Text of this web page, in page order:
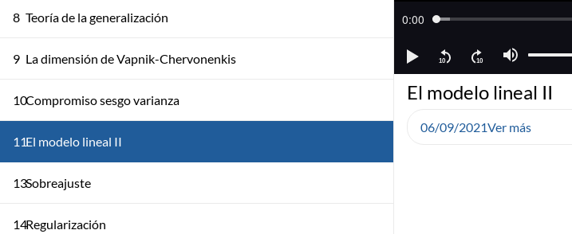
8 Teoría de la generalización
9 La dimensión de Vapnik-Chervonenkis
10Compromiso sesgo varianza
11El modelo lineal II
13Sobreajuste
14Regularización
El modelo lineal II
06/09/2021Ver más